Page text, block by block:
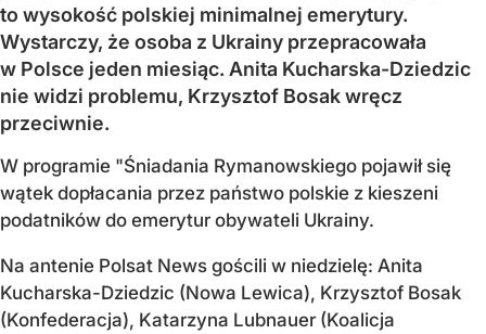
to wysokość polskiej minimalnej emerytury.
Wystarczy, że osoba z Ukrainy przepracowała
w Polsce jeden miesiąc. Anita Kucharska-Dziedzic
nie widzi problemu, Krzysztof Bosak wręcz
przeciwnie.
W programie "Śniadania Rymanowskiego pojawił się
wątek dopłacania przez państwo polskie z kieszeni
podatników do emerytur obywateli Ukrainy.
Na antenie Polsat News gościli w niedzielę: Anita
Kucharska-Dziedzic (Nowa Lewica), Krzysztof Bosak
(Konfederacja), Katarzyna Lubnauer (Koalicja